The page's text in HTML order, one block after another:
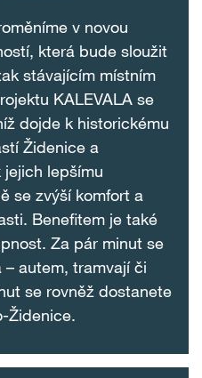
v novou
která bude sloužit
stávajícím místním
KALEVALA se
dojde k historickému
Židenice a
jejich lepšímu
se zvýší komfort a
Benefitem je také
Za pár minut se
autem, tramvají či
se rovněž dostanete
Židenice.